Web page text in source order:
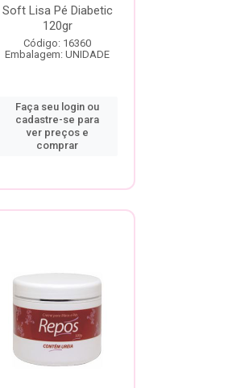
Soft Lisa Pé Diabetic
120gr
Código: 16360
Embalagem: UNIDADE
Faça seu login ou
cadastre-se para
ver preços e
comprar